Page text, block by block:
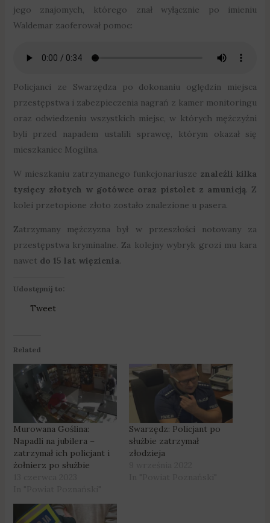
jego znajomych, którego znał wyłącznie po imieniu
Waldemar zaoferował pomoc:
Policjanci ze Swarzędza po dokonaniu oględzin miejsca
przestępstwa i zabezpieczenia nagrań z kamer monitoringu
oraz odwiedzeniu wszystkich miejsc, w których mężczyźni
byli przed napadem ustalili sprawcę, którym okazał się
mieszkaniec Mogilna.
W mieszkaniu zatrzymanego funkcjonariusze znaleźli kilka
tysięcy złotych w gotówce oraz pistolet z amunicją. Z
kolei przetopione złoto zostało znalezione u pasera.
Zatrzymany mężczyzna był w przeszłości notowany za
przestępstwa kryminalne. Za kolejny wybryk grozi mu kara
nawet do 15 lat więzienia.
Udostępnij to:
Tweet
Related
Murowana Goślina:
Napadli na jubilera –
zatrzymał ich policjant i
żołnierz po służbie
Swarzędz: Policjant po
służbie zatrzymał
złodzieja